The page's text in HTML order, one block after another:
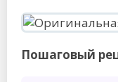
Пошаговый